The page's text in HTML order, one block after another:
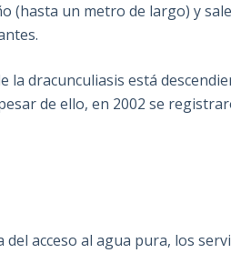
(hasta un metro de largo) y
la dracunculiasis está
de ello, en 2002 se
del acceso al agua pura, los